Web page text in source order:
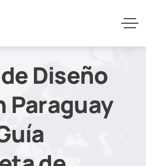
Diseño
Paraguay